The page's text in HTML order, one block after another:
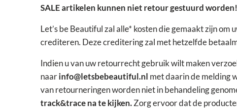
SALE artikelen kunnen niet retour gestuurd
Let’s be Beautiful zal alle* kosten die gemaakt zijn
crediteren. Deze creditering zal met hetzelfde
Indien u van uw retourrecht gebruik wilt maken
naarinfo@letsbebeautiful.nl met daarin de melding
van retourneringen worden niet in behandeling
track&trace na te kijken.Zorg ervoor dat de